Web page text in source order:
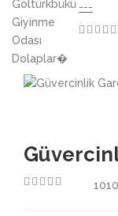
---
1010